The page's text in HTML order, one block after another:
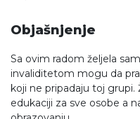
Objašnjenje
Sa ovim radom željela
invaliditetom mogu da
koji ne pripadaju toj
edukaciji za sve osobe a